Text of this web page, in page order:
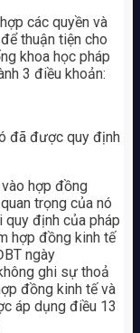
các quyền và
thuận tiện cho
khoa học pháp
3 điều khoản:
đã được quy định
hợp đồng
trọng của nó
quy định của pháp
hợp đồng kinh tế
ngày
ghi sự thoả
đồng kinh tế và
áp dụng điều 13